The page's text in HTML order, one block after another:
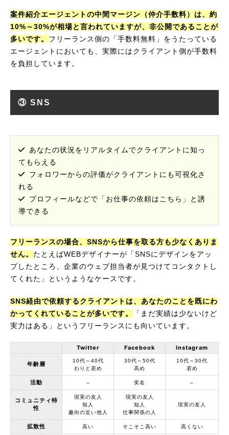
案件紹介エージェントの中間マージン（仲介手数料）は、約
10%～30%が相場と言われていますが、非公開であることが
多いです。 フリーランス側の「手数料無料」をうたっている
エージェントにおいても、実際にはクライアント側が手数料
を負担しています。
③ SNS
あなたの状況をリアルタイムでクライアントに知っ
てもらえる
フォロワーからの評価がクライアントにも可視化さ
れる
プロフィールなどで「お仕事の依頼はこちら」と誘
導できる
フリーランスの場合、SNSから仕事を取る方も少なくありま
せん。 たとえばWEBデザイナーが「SNSにデザインをアッ
プしたところ、企業のウェブ担当者が見つけてコンタクトし
てくれた」というようなケースです。
SNS経由で依頼するクライアントは、あなたのことを既にわ
かってくれていることが多いです。
「まだ実績は少ないけど
実力はある」というフリーランスにも向いています。
Twitter Facebook Instagram
年齢層
10代～40代
わりと若め
30代～50代
高め
10代～30代
若め
活動 – 実名 –
コミュニティ特
性
現実の友人
知人
趣向の近い他人
現実の友人
知人
仕事関係の人
現実の友人
拡散性 高い そこそこ高い 高くない